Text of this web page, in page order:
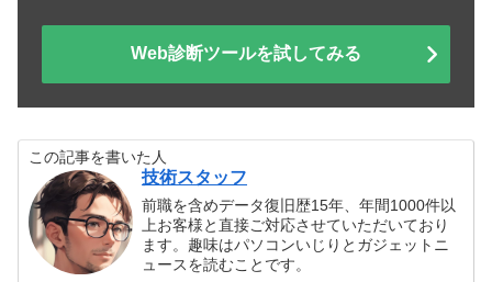
Web診断ツールを試してみる
この記事を書いた人
技術スタッフ
前職を含めデータ復旧歴15年、年間1000件以
上お客様と直接ご対応させていただいており
ます。趣味はパソコンいじりとガジェットニ
ュースを読むことです。